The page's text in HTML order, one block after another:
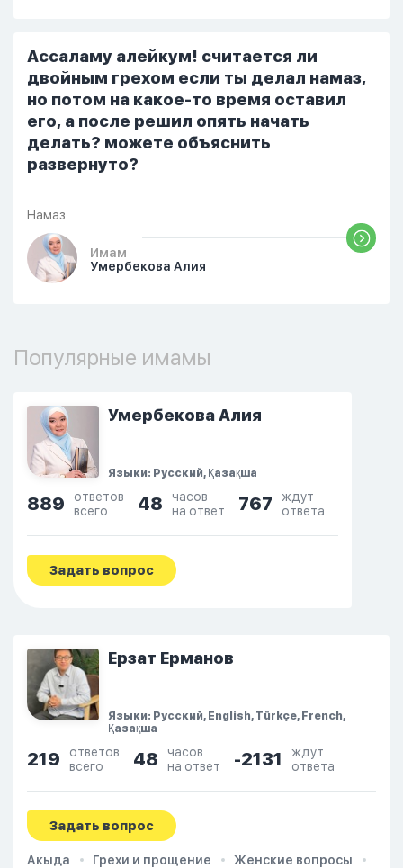
проснулся и спросил, что случилось. И
я рассказала о своих проблемах. Затем
я сказала ему:...
Ассаламу алейкум! считается ли
двойным грехом если ты делал намаз,
но потом на какое-то время оставил
его, а после решил опять начать
делать? можете объяснить
развернуто?
Намаз
Имам
Умербекова Алия
Популярные имамы
Умербекова Алия
Языки: Русский, Қазақша
889
ответов
всего
48
часов
на ответ
767
ждут
ответа
Задать вопрос
Ерзат Ерманов
Языки: Русский, English, Türkçe, French,
Қазақша
219
ответов
всего
48
часов
на ответ
-2131
ждут
ответа
Задать вопрос
Акыда Грехи и прощение
Женские вопросы